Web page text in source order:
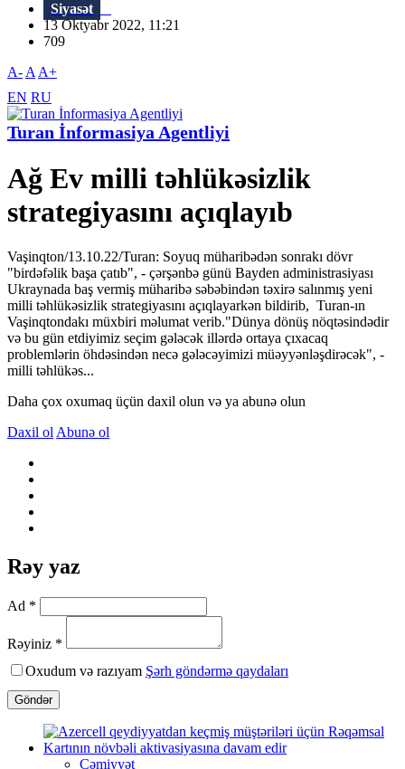
Siyasət
13 Oktyabr 2022, 11:21
709
A- A A+
EN RU
Turan İnformasiya Agentliyi
Ağ Ev milli təhlükəsizlik
strategiyasını açıqlayıb
Vaşinqton/13.10.22/Turan: Soyuq müharibədən sonrakı dövr
"birdəfəlik başa çatıb", - çərşənbə günü Bayden administrasiyası
Ukraynada baş vermiş müharibə səbəbindən təxirə salınmış yeni
milli təhlükəsizlik strategiyasını açıqlayarkən bildirib, Turan-ın
Vaşinqtondakı müxbiri məlumat verib."Dünya dönüş nöqtəsindədir
və bu gün etdiyimiz seçim gələcək illərdə ortaya çıxacaq
problemlərin öhdəsindən necə gələcəyimizi müəyyənləşdirəcək", -
milli təhlükəs...
Daha çox oxumaq üçün daxil olun və ya abunə olun
Daxil ol Abunə ol
Rəy yaz
Ad *
Rəyiniz *
Oxudum və razıyam Şərh göndərmə qaydaları
Göndər
Cəmiyyət